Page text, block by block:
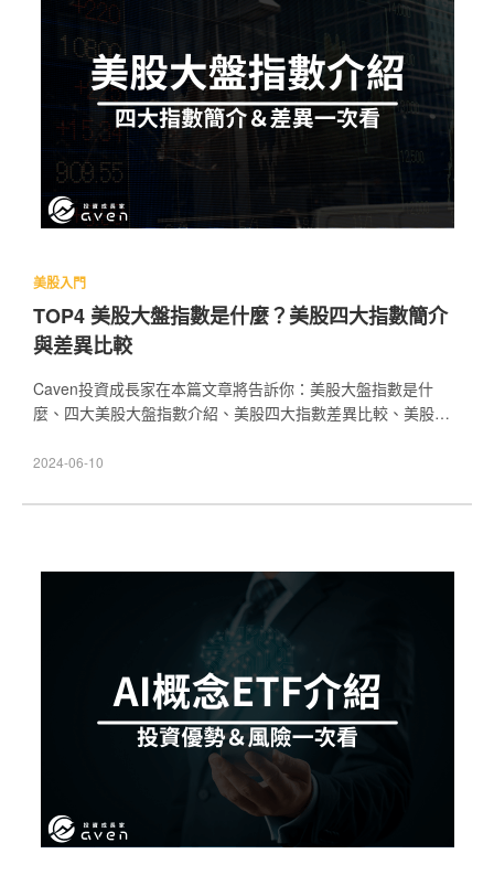
美股入門
TOP4 美股大盤指數是什麼？美股四大指數簡介
與差異比較
Caven投資成長家在本篇文章將告訴你：美股大盤指數是什
麼、四大美股大盤指數介紹、美股四大指數差異比較、美股四
股投資相關資訊，也不要錯過Caven整理的VOO是什麼、美股
2024-06-10